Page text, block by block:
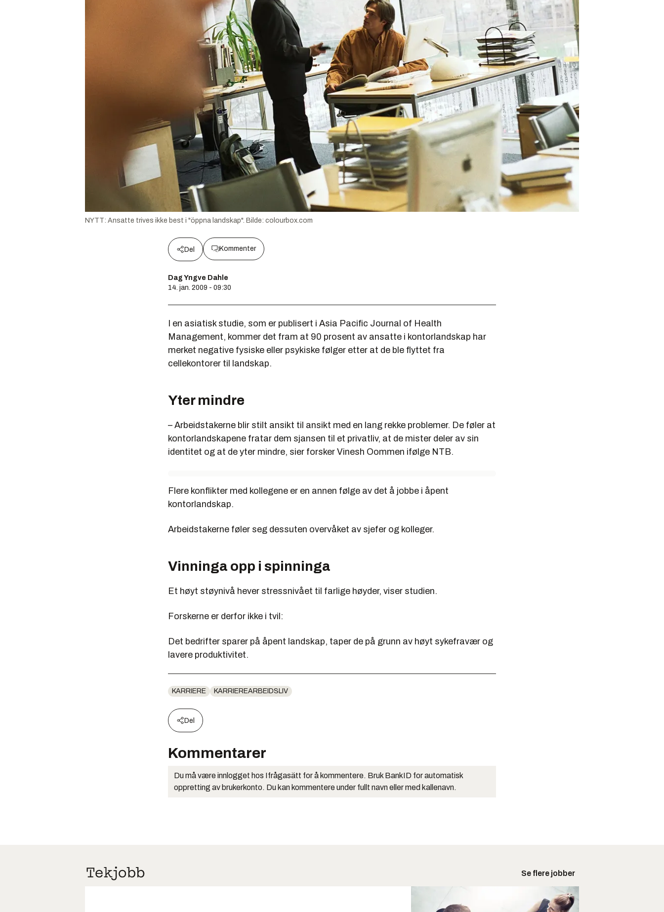
NYTT: Ansatte trives ikke best i "öppna landskap". Bilde: colourbox.com
Del Kommenter
Dag Yngve Dahle
14. jan. 2009 - 09:30
I en asiatisk studie, som er publisert i Asia Pacific Journal of Health
Management, kommer det fram at 90 prosent av ansatte i kontorlandskap har
merket negative fysiske eller psykiske følger etter at de ble flyttet fra
cellekontorer til landskap.
Yter mindre
– Arbeidstakerne blir stilt ansikt til ansikt med en lang rekke problemer. De føler at
kontorlandskapene fratar dem sjansen til et privatliv, at de mister deler av sin
identitet og at de yter mindre, sier forsker Vinesh Oommen ifølge NTB.
Flere konflikter med kollegene er en annen følge av det å jobbe i åpent
kontorlandskap.
Arbeidstakerne føler seg dessuten overvåket av sjefer og kolleger.
Vinninga opp i spinninga
Et høyt støynivå hever stressnivået til farlige høyder, viser studien.
Forskerne er derfor ikke i tvil:
Det bedrifter sparer på åpent landskap, taper de på grunn av høyt sykefravær og
lavere produktivitet.
KARRIERE KARRIEREARBEIDSLIV
Del
Kommentarer
Du må være innlogget hos Ifrågasätt for å kommentere. Bruk BankID for automatisk
oppretting av brukerkonto. Du kan kommentere under fullt navn eller med kallenavn.
Se flere jobber